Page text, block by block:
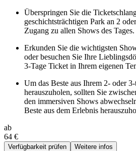
Überspringen Sie die
geschichtsträchtigen Park an 2
Zugang zu allen Shows des Tages.
Erkunden Sie die wichtigsten
oder besuchen Sie Ihre
3-Tage Ticket in Ihrem eigenen
Um das Beste aus Ihrem 2- oder
herauszuholen, sollten Sie
den immersiven Shows
Beste aus dem Erlebnis
ab
64 €
Verfügbarkeit prüfen Weitere infos